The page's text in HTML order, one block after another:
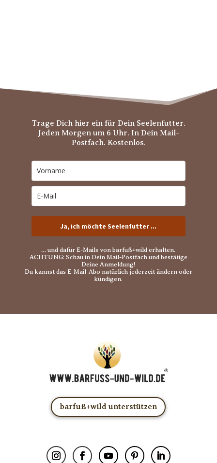
Trage Dich hier ein für Dein Seelenfutter.
Jeden Morgen um 6 Uhr. In Dein Mail-
Postfach. Kostenlos.
Ja, ich möchte Seelenfutter ...
… und dafür E-Mails von barfuß+wild erhalten.
ACHTUNG: Schau in Dein Mail-Postfach und bestätige
Deine Anmeldung!
Du kannst das E-Mail-Abo natürlich jederzeit ändern oder
kündigen.
barfuß+wild unterstützen